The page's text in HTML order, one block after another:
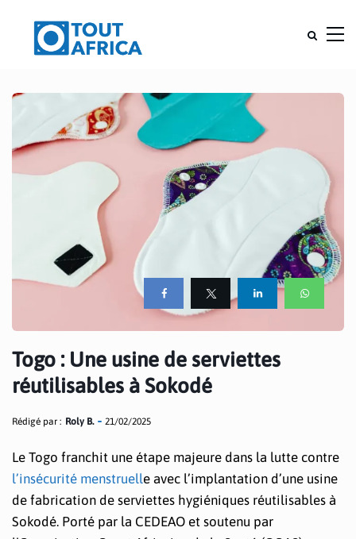
Togo : Une usine de serviettes
réutilisables à Sokodé
Rédigé par : Roly B. 21/02/2025
Le Togo franchit une étape majeure dans la lutte contre
l’insécurité menstruelle avec l’implantation d’une usine
de fabrication de serviettes hygiéniques réutilisables à
Sokodé. Porté par la CEDEAO et soutenu par